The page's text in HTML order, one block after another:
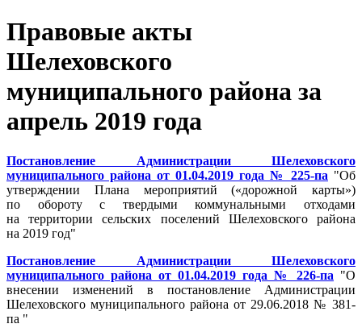
Правовые акты
Шелеховского
муниципального района за
апрель 2019 года
Постановление Администрации Шелеховского
муниципального района от 01.04.2019 года № 225-па "Об
утверждении Плана мероприятий («дорожной карты»)
по обороту с твердыми коммунальными отходами
на территории сельских поселений Шелеховского района
на 2019 год"
Постановление Администрации Шелеховского
муниципального района от 01.04.2019 года № 226-па "О
внесении изменений в постановление Администрации
Шелеховского муниципального района от 29.06.2018 № 381-
па "